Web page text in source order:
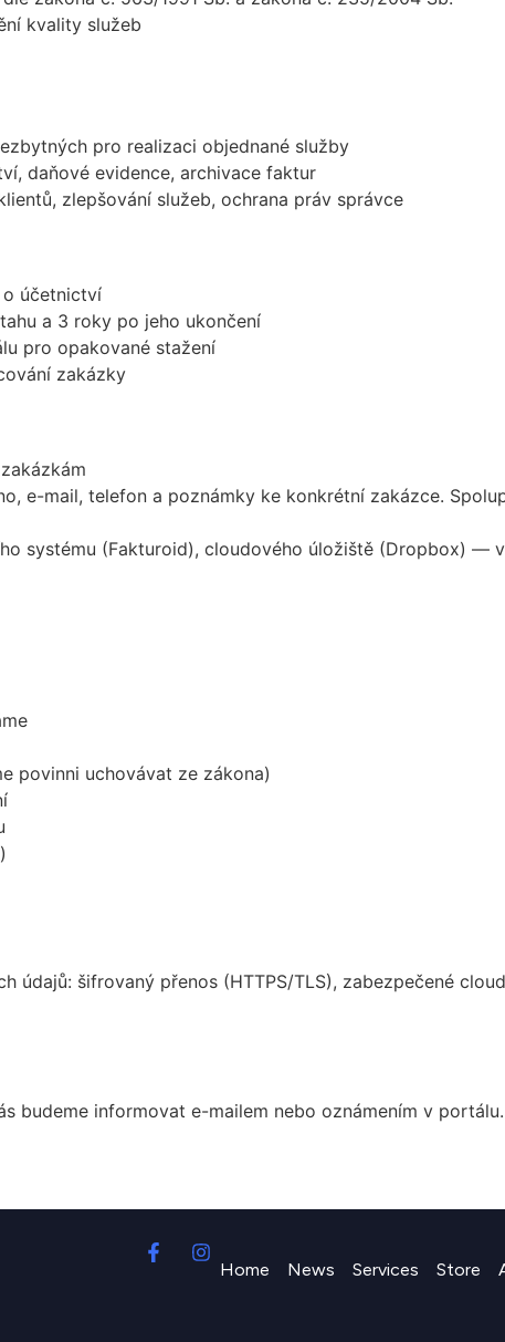
kvality služeb
pro realizaci objednané služby
daňové evidence, archivace faktur
zlepšování služeb, ochrana práv správce
účetnictví
a 3 roky po jeho ukončení
pro opakované stažení
zakázky
e-mail, telefon a poznámky ke konkrétní zakázce.
systému (Fakturoid), cloudového úložiště (Dropbox) —
povinni uchovávat ze zákona)
)
údajů: šifrovaný přenos (HTTPS/TLS), zabezpečené
budeme informovat e-mailem nebo oznámením v
Home News Services Store